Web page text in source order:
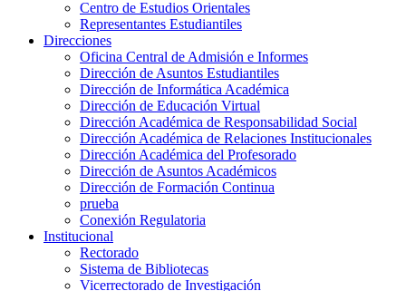
Centro de Estudios Orientales
Representantes Estudiantiles
Direcciones
Oficina Central de Admisión e Informes
Dirección de Asuntos Estudiantiles
Dirección de Informática Académica
Dirección de Educación Virtual
Dirección Académica de Responsabilidad Social
Dirección Académica de Relaciones Institucionales
Dirección Académica del Profesorado
Dirección de Asuntos Académicos
Dirección de Formación Continua
prueba
Conexión Regulatoria
Institucional
Rectorado
Sistema de Bibliotecas
Vicerrectorado de Investigación